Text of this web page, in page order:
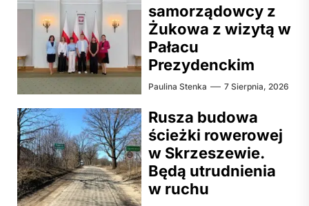
samorządowcy z
Żukowa z wizytą w
Pałacu
Prezydenckim
Paulina Stenka 7 Sierpnia, 2026
Rusza budowa
ścieżki rowerowej
w Skrzeszewie.
Będą utrudnienia
w ruchu